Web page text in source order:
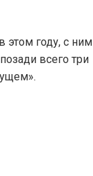
этом году, с ним
всего три